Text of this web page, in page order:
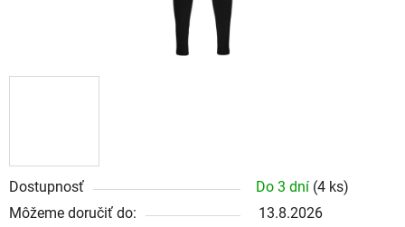
Dostupnosť Do 3 dní (4 ks)
Môžeme doručiť do:
13.8.2026